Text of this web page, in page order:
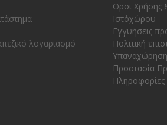
λογαριασμό
Οροι Χρήσης
Ιστόχώρου
Εγγυήσεις
Πολιτική
Προστασία
Πληροφορίες